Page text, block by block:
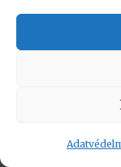
KAPCSOLAT